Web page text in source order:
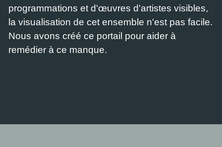
programmations et d'œuvres d'artistes visibles,
la visualisation de cet ensemble n'est pas facile.
Nous avons créé ce portail pour aider à
remédier à ce manque.